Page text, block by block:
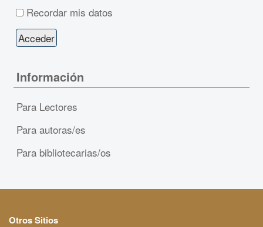
Recordar mis datos
Información
Para Lectores
Para autoras/es
Para bibliotecarias/os
Otros Sitios